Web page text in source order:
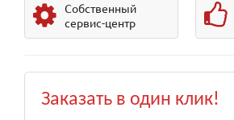
Собственный
сервис-центр
Заказать в один клик!